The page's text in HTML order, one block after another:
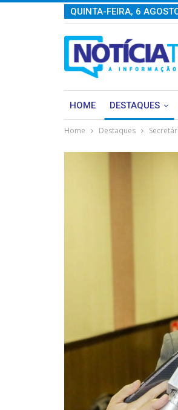
QUINTA-FEIRA, 6
HOME DESTAQUES
Home Destaques